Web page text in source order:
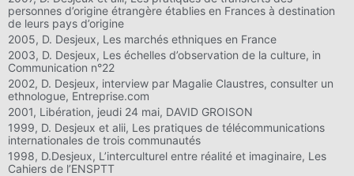
personnes d’origine étrangère établies en Frances à destination
de leurs pays d’origine
2005, D. Desjeux, Les marchés ethniques en France
2003, D. Desjeux, Les échelles d’observation de la culture, in
Communication n°22
2002, D. Desjeux, interview par Magalie Claustres, consulter un
ethnologue, Entreprise.com
2001, Libération, jeudi 24 mai, DAVID GROISON
1999, D. Desjeux et alii, Les pratiques de télécommunications
internationales de trois communautés
1998, D.Desjeux, L’interculturel entre réalité et imaginaire, Les
Cahiers de l’ENSPTT